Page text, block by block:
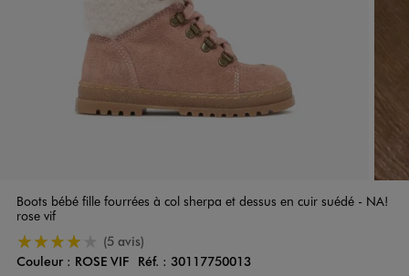
Boots bébé fille fourrées à col sherpa et dessus en cuir suédé - NA!
rose vif
4/5 de moyenne(5 avis)
Couleur
Couleur : ROSE VIF Réf. : 30117750013